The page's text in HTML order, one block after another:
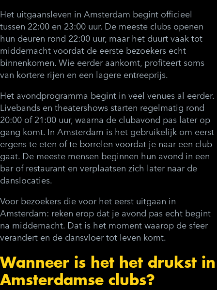
Het uitgaansleven in Amsterdam begint officieel
tussen 22:00 en 23:00 uur. De meeste clubs openen
hun deuren rond 22:00 uur, maar het duurt vaak tot
middernacht voordat de eerste bezoekers echt
binnenkomen. Wie eerder aankomt, profiteert soms
van kortere rijen en een lagere entreeprijs.
Het avondprogramma begint in veel venues al eerder.
Livebands en theatershows starten regelmatig rond
20:00 of 21:00 uur, waarna de clubavond pas later op
gang komt. In Amsterdam is het gebruikelijk om eerst
ergens te eten of te borrelen voordat je naar een club
gaat. De meeste mensen beginnen hun avond in een
bar of restaurant en verplaatsen zich later naar de
danslocaties.
Voor bezoekers die voor het eerst uitgaan in
Amsterdam: reken erop dat je avond pas echt begint
na middernacht. Dat is het moment waarop de sfeer
verandert en de dansvloer tot leven komt.
Wanneer is het het drukst in
Amsterdamse clubs?